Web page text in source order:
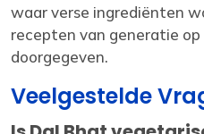
waar verse ingrediënten
recepten van generatie
doorgegeven.
Veelgestelde